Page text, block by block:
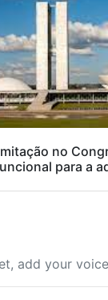
no
para a
add your